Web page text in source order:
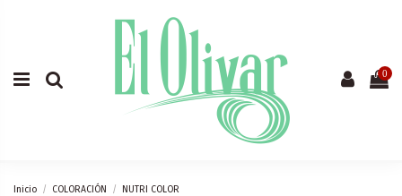
0
Inicio COLORACIÓN NUTRI COLOR